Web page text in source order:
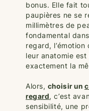
bonus. Elle fait
paupières ne se
millimètres de
fondamental
regard, l’émotion
leur anatomie
exactement la
Alors, choisir un
regard, c’est
sensibilité, une